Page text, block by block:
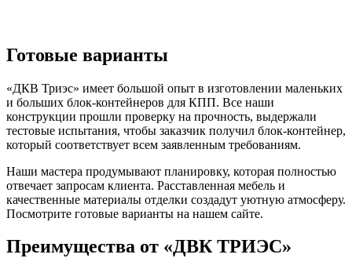
Готовые варианты
«ДКВ Триэс» имеет большой опыт в изготовлении маленьких
и больших блок-контейнеров для КПП. Все наши
конструкции прошли проверку на прочность, выдержали
тестовые испытания, чтобы заказчик получил блок-контейнер,
который соответствует всем заявленным требованиям.
Наши мастера продумывают планировку, которая полностью
отвечает запросам клиента. Расставленная мебель и
качественные материалы отделки создадут уютную атмосферу.
Посмотрите готовые варианты на нашем сайте.
Преимущества от «ДВК ТРИЭС»